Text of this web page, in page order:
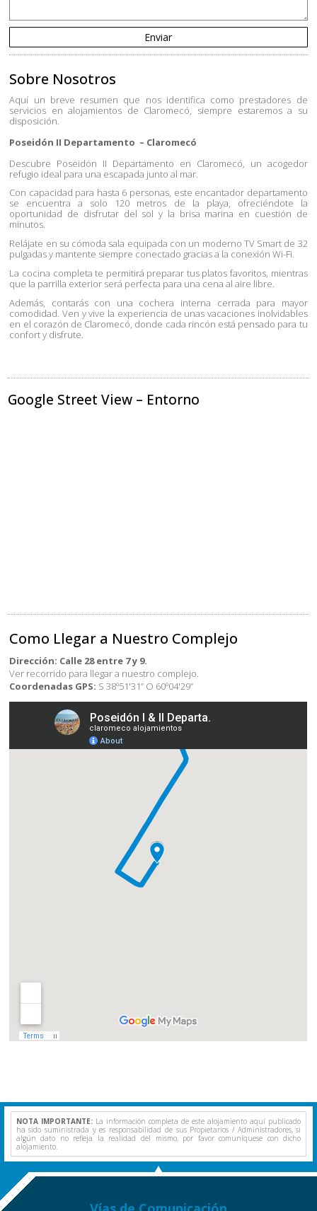
Sobre Nosotros
Aquí un breve resumen que nos identifica como prestadores de
servicios en alojamientos de Claromecó, siempre estaremos a su
disposición.
Poseidón II Departamento – Claromecó
Descubre Poseidón II Departamento en Claromecó, un acogedor
refugio ideal para una escapada junto al mar.
Con capacidad para hasta 6 personas, este encantador departamento
se encuentra a solo 120 metros de la playa, ofreciéndote la
oportunidad de disfrutar del sol y la brisa marina en cuestión de
minutos.
Relájate en su cómoda sala equipada con un moderno TV Smart de 32
pulgadas y mantente siempre conectado gracias a la conexión Wi-Fi.
La cocina completa te permitirá preparar tus platos favoritos, mientras
que la parrilla exterior será perfecta para una cena al aire libre.
Además, contarás con una cochera interna cerrada para mayor
comodidad. Ven y vive la experiencia de unas vacaciones inolvidables
en el corazón de Claromecó, donde cada rincón está pensado para tu
confort y disfrute.
Google Street View – Entorno
Como Llegar a Nuestro Complejo
Dirección: Calle 28 entre 7 y 9.
Ver recorrido para llegar a nuestro complejo.
Coordenadas GPS: S 38º51'31” O 60º04'29”
NOTA IMPORTANTE:La información completa de este alojamiento aquí publicado
ha sido suministrada y es responsabilidad de sus Propietarios / Administradores, si
algún dato no refleja la realidad del mismo, por favor comuníquese con dicho
alojamiento.